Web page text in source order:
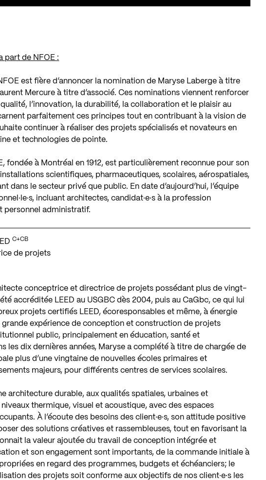
part de NFOE :
est fière d’annoncer la nomination de Maryse Laberge à titre
Mercure à titre d’associé. Ces nominations viennent renforcer
l’innovation, la durabilité, la collaboration et le plaisir au
parfaitement ces principes tout en contribuant à la vision de
continuer à réaliser des projets spécialisés et novateurs en
et technologies de pointe.
fondée à Montréal en 1912, est particulièrement reconnue pour son
scientifiques, pharmaceutiques, scolaires, aérospatiales,
dans le secteur privé que public. En date d’aujourd’hui, l’équipe
incluant architectes, candidat·e·s à la profession
personnel administratif.
C+CB
de projets
conceptrice et directrice de projets possédant plus de vingt-
accréditée LEED au USGBC dès 2004, puis au CaGbc, ce qui lui
projets certifiés LEED, écoresponsables et même, à énergie
grande expérience de conception et construction de projets
public, principalement en éducation, santé et
les dix dernières années, Maryse a complété à titre de chargée de
plus d’une vingtaine de nouvelles écoles primaires et
majeurs, pour différents centres de services scolaires.
architecture durable, aux qualités spatiales, urbaines et
thermique, visuel et acoustique, avec des espaces
À l’écoute des besoins des client·e·s, son attitude positive
des solutions créatives et rassembleuses, tout en favorisant la
la valeur ajoutée du travail de conception intégrée et
et son engagement sont importants, de la commande initiale à
en regard des programmes, budgets et échéanciers; le
des projets soit conforme aux objectifs de nos client·e·s les